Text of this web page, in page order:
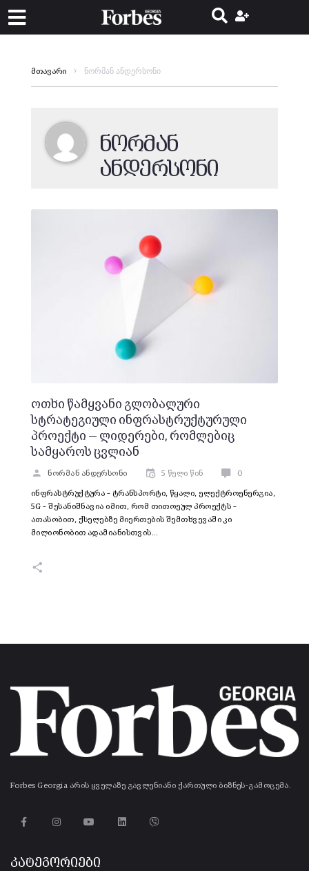
მთავარი ნორმან ანდერსონი
ნორმან
ანდერსონი
ოთხი წამყვანი გლობალური
სტრატეგიული ინფრასტრუქტურული
პროექტი — ლიდერები, რომლებიც
სამყაროს ცვლიან
ნორმან ანდერსონი 5 წელი წინ 0
ინფრასტრუქტურა – ტრანსპორტი, წყალი, ელექტროენერგია,
5G – შესანიშნავია იმით, რომ თითოეულ პროექტს –
ათასობით, ქსელებზე მიერთების შემთხვევაში კი
მილიონობით ადამიანისთვის…
Forbes Georgia არის ყველაზე გავლენიანი ქართული ბიზნეს-გამოცემა.
კატეგორიები